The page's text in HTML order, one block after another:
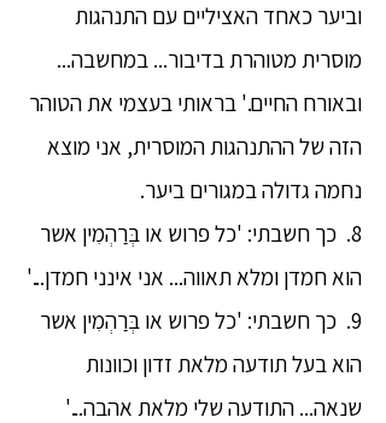
וביער כאחד האציליים עם התנהגות
מוסרית מטוהרת בדיבור... במחשבה...
ובאורח החיים.' בראותי בעצמי את הטוהר
הזה של ההתנהגות המוסרית, אני מוצא
נחמה גדולה במגורים ביער.
8. כך חשבתי: 'כל פרוש או בְּרַהְמִין אשר
הוא חמדן ומלא תאווה... אני אינני חמדן...'
9. כך חשבתי: 'כל פרוש או בְּרַהְמִין אשר
הוא בעל תודעה מלאת זדון וכוונות
שנאה... התודעה שלי מלאת אהבה...'